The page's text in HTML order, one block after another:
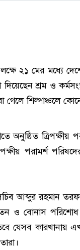
২১ মের মধ্যে
শ্রম ও
শিল্পাঞ্চলে
অনুষ্ঠিত
পরামর্শ
সচিব আব্দুর রহমান
ও বোনাস
যেসব কারখানায়